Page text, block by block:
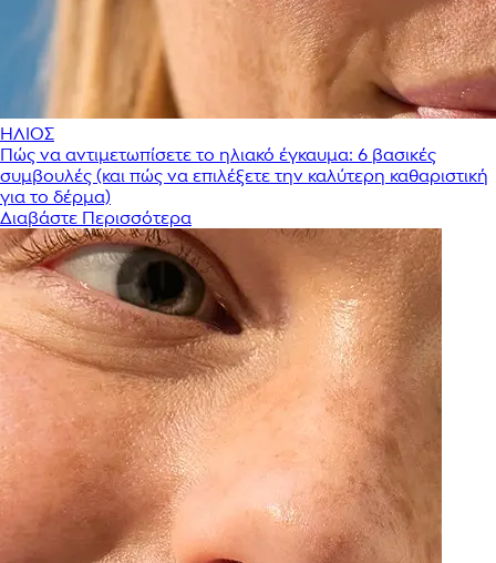
ΗΛΙΟΣ
Πώς να αντιμετωπίσετε το ηλιακό έγκαυμα: 6 βασικές
συμβουλές (και πώς να επιλέξετε την καλύτερη καθαριστική
για το δέρμα)
Διαβάστε Περισσότερα